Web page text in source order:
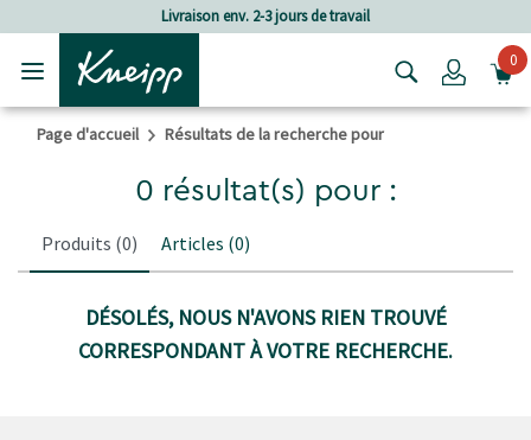
Passer au contenu principal
Passer au contenu du pied de page
Livraison env. 2-3 jours de travail
Login0
Page d'accueil Résultats de la recherche pour
0 résultat(s) pour :
Produits (0) Articles (0)
DÉSOLÉS, NOUS N'AVONS RIEN TROUVÉ
CORRESPONDANT À VOTRE RECHERCHE.